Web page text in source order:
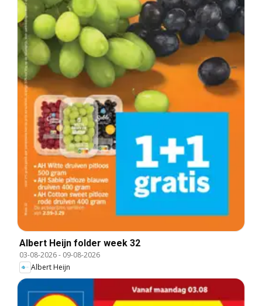
Albert Heijn folder week 32
03-08-2026- 09-08-2026
Albert Heijn